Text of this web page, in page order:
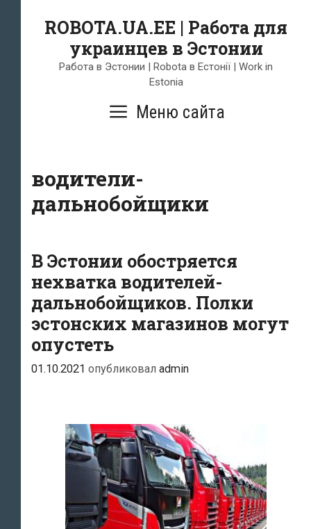
ROBOTA.UA.EE | Работа для
украинцев в Эстонии
Работа в Эстонии | Robota в Естонії | Work in
Estonia
Меню сайта
водители-
дальнобойщики
В Эстонии обостряется
нехватка водителей-
дальнобойщиков. Полки
эстонских магазинов могут
опустеть
01.10.2021 опубликовал admin